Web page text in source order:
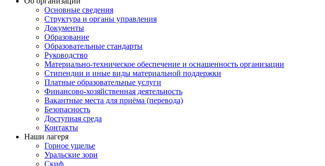
Основные сведения
Структура и органы управления
Документы
Образование
Образовательные стандарты
Руководство
Материально-техническое обеспечение и оснащенность организации
Стипендии и иные виды материальной поддержки
Платные образовательные услуги
Финансово-хозяйственная деятельность
Вакантные места для приёма (перевода)
Безопасность
Доступная среда
Контакты
Наши лагеря
Горное ущелье
Уральские зори
Скиф